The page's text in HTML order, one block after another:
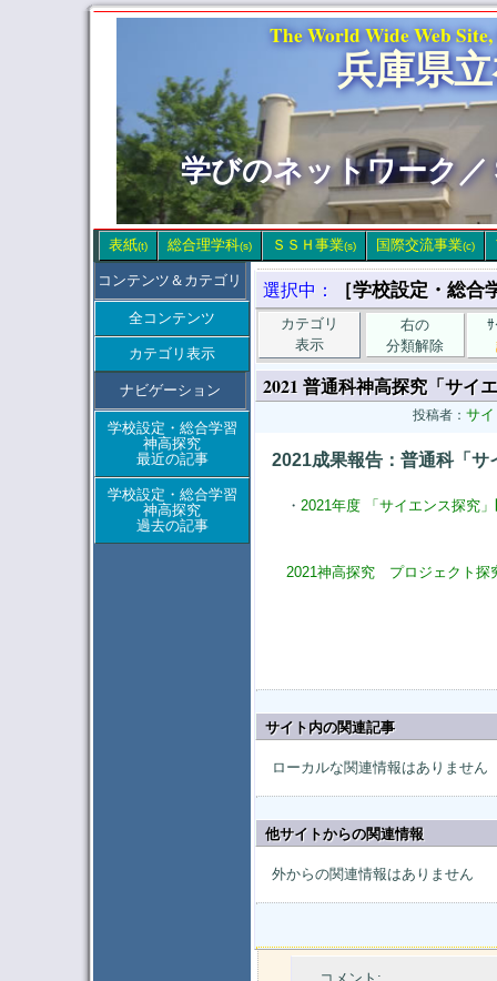
The World Wide Web
兵庫県
学びのネットワーク
表紙(t) 総合理学科(s) ＳＳＨ事業(s) 国際交流事業(c)
コンテンツ＆カテゴリ
全コンテンツ
カテゴリ表示
ナビゲーション
学校設定・総合学習
神高探究
最近の記事
学校設定・総合学習
神高探究
過去の記事
選択中： ［学校設定・総合
カテゴリ
表示
右の
分類解除
2021 普通科神高探究「サイ
投稿者： サ
2021成果報告：普通科「
・ 2021年度 「サイエンス探究」
2021神高探究 プロジェクト探
サイト内の関連記事
ローカルな関連情報はありません
他サイトからの関連情報
外からの関連情報はありません